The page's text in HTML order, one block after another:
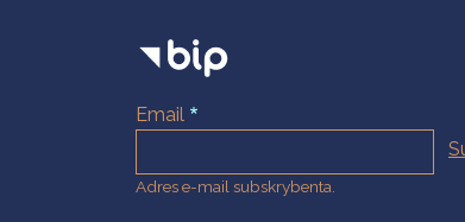
Email
Adres e-mail subskrybenta.